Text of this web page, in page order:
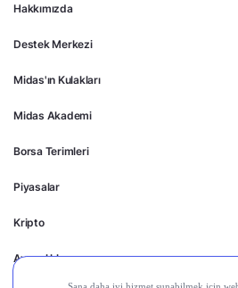
Hakkımızda
Destek Merkezi
Midas'ın Kulakları
Midas Akademi
Borsa Terimleri
Piyasalar
Kripto
Ayrıcalıklar